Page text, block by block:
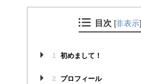
目次 [非表示]
1 初めまして！
2 プロフィール